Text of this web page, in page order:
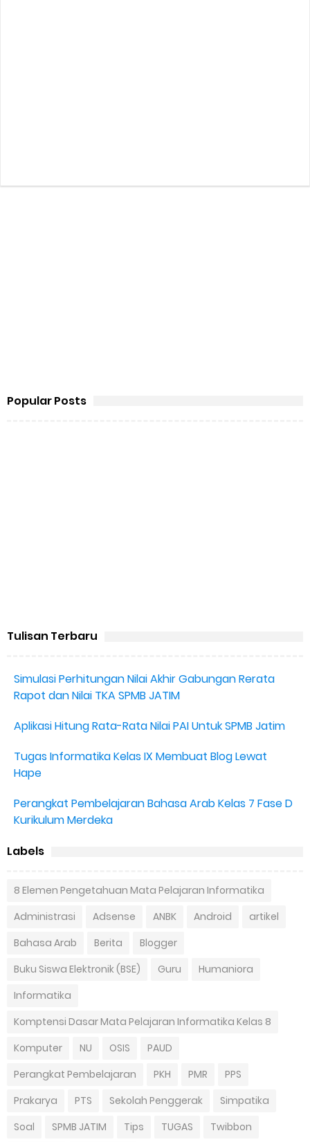
Popular Posts
Tulisan Terbaru
Simulasi Perhitungan Nilai Akhir Gabungan Rerata
Rapot dan Nilai TKA SPMB JATIM
Aplikasi Hitung Rata-Rata Nilai PAI Untuk SPMB Jatim
Tugas Informatika Kelas IX Membuat Blog Lewat
Hape
Perangkat Pembelajaran Bahasa Arab Kelas 7 Fase D
Kurikulum Merdeka
Labels
8 Elemen Pengetahuan Mata Pelajaran Informatika
Administrasi
Adsense ANBK Android
artikel
Bahasa Arab
Berita
Blogger
Buku Siswa Elektronik (BSE)
Guru
Humaniora
Informatika
Komptensi Dasar Mata Pelajaran Informatika Kelas 8
Komputer
NU OSIS
PAUD
Perangkat Pembelajaran
PKH PMR
PPS
Prakarya
PTS Sekolah Penggerak
Simpatika
Soal
SPMB JATIM Tips TUGAS
Twibbon